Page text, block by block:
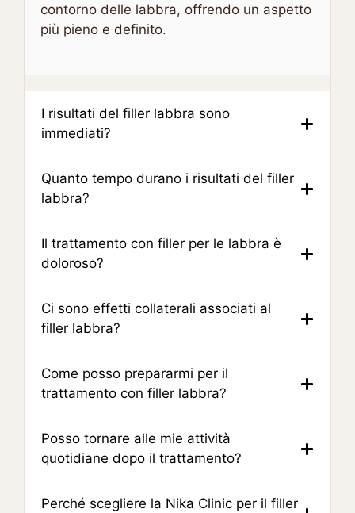
contorno delle labbra, offrendo un aspetto
più pieno e definito.
I risultati del filler labbra sono
immediati?
Quanto tempo durano i risultati del filler
labbra?
Il trattamento con filler per le labbra è
doloroso?
Ci sono effetti collaterali associati al
filler labbra?
Come posso prepararmi per il
trattamento con filler labbra?
Posso tornare alle mie attività
quotidiane dopo il trattamento?
Perché scegliere la Nika Clinic per il filler